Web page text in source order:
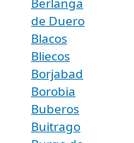
de Duero
Blacos
Bliecos
Borjabad
Borobia
Buberos
Buitrago